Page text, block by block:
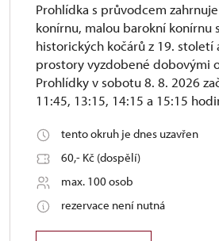
Prohlídka s průvodcem
konírnu, malou barokní konírnu
historických kočárů z 19.
prostory vyzdobené dobovými
Prohlídky v sobotu 8. 8. 2026
11:45, 13:15, 14:15 a 15:15
tento okruh je dnes uzavřen
60,- Kč (dospělí)
max. 100 osob
rezervace není nutná